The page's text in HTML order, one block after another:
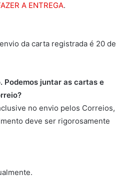
A ENTREGA.
da carta registrada é 20 de
Podemos juntar as cartas e
no envio pelos Correios,
deve ser rigorosamente